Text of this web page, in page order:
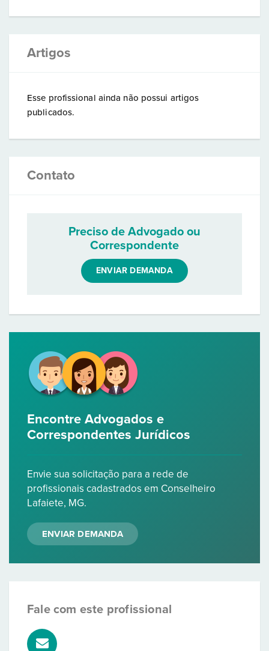
Artigos
Esse profissional ainda não possui artigos
publicados.
Contato
Preciso de Advogado ou
Correspondente
ENVIAR DEMANDA
Encontre Advogados e
Correspondentes Jurídicos
Envie sua solicitação para a rede de
profissionais cadastrados em Conselheiro
Lafaiete, MG.
ENVIAR DEMANDA
Fale com este profissional